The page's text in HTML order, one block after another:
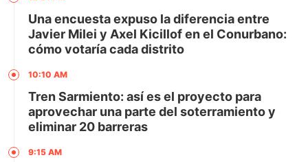
Una encuesta expuso la diferencia entre
Javier Milei y Axel Kicillof en el Conurbano:
cómo votaría cada distrito
10:10 AM
Tren Sarmiento: así es el proyecto para
aprovechar una parte del soterramiento y
eliminar 20 barreras
9:15 AM